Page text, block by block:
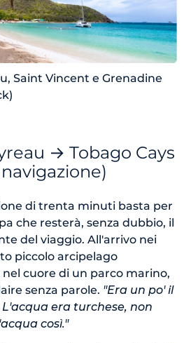
Saint Vincent e Grenadine
→ Tobago Cays
di trenta minuti basta per
che resterà, senza dubbio, il
del viaggio. All'arrivo nei
piccolo arcipelago
cuore di un parco marino,
senza parole. "Era un po' il
era turchese, non
così."